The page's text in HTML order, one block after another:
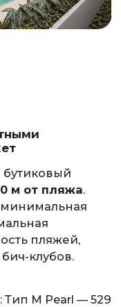
бутиковый
м от пляжа.
минимальная
пляжей,
клубов.
M Pearl — 529